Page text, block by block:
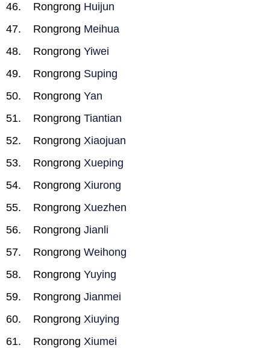
Rongrong Huijun
Rongrong Meihua
Rongrong Yiwei
Rongrong Suping
Rongrong Yan
Rongrong Tiantian
Rongrong Xiaojuan
Rongrong Xueping
Rongrong Xiurong
Rongrong Xuezhen
Rongrong Jianli
Rongrong Weihong
Rongrong Yuying
Rongrong Jianmei
Rongrong Xiuying
Rongrong Xiumei